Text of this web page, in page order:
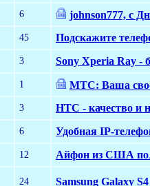
6 johnson777, с
45 Подскажите
3 Sony Xperia Ray -
1 МТС: Ваша
3 HTC - качество и
6 Удобная IP-
12 Айфон из США
24 Samsung Galaxy